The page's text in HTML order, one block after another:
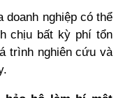
doanh nghiệp có thể
chịu bất kỳ phí tổn
trình nghiên cứu và